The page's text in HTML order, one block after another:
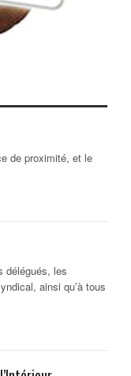
de proximité, et le
délégués, les
ainsi qu’à tous